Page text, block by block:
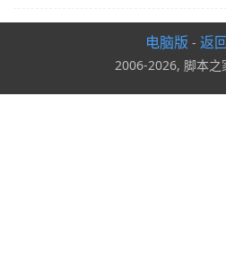
电脑版 - 返
2006-2026, 脚本之